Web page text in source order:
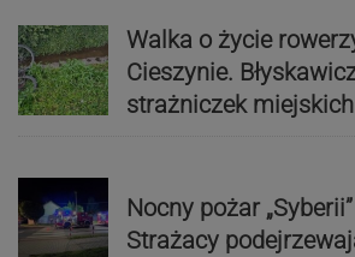
Walka o życie
Cieszynie.
strażniczek miejskich
Nocny pożar
Strażacy